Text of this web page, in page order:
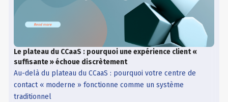
Le plateau du CCaaS : pourquoi une expérience client «
suffisante » échoue discrètement
Au-delà du plateau du CCaaS : pourquoi votre centre de
contact « moderne » fonctionne comme un système
traditionnel